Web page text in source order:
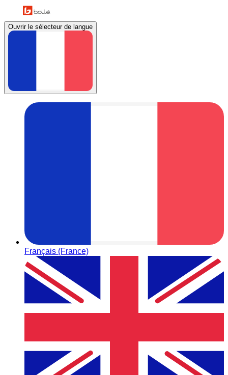
Ouvrir le sélecteur de langue
Français (France)